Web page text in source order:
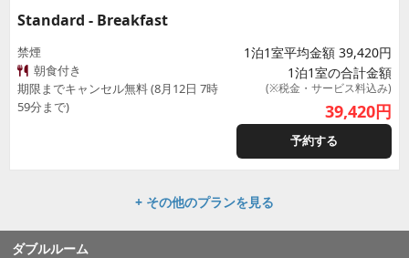
Standard - Breakfast
禁煙
朝食付き
期限までキャンセル無料 (8月12日 7時
59分まで)
1泊1室平均金額 39,420円
1泊1室の合計金額
(※税金・サービス料込み)
39,420円
予約する
+ その他のプランを見る
ダブルルーム